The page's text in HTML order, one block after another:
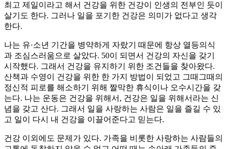
최고 제일이라고 해서 건강을 위한 건강이 인생의 전부인 듯이
살기도 한다. 그러나 일을 포기한 건강은 의미가 없다고 생각
한다.
나는 유·소년 기간을 병약하게 자랐기 때문에 항상 열등의식
과 조심스러움으로 살았다. 50이 되면서 건강의 자신을 갖기
시작했다. 그래서 건강을 유지하기 위한 조건들을 찾아왔다.
산책과 수영이 건강을 위한 한 가지 방법이 되었고 그때그때의
정신적 피로를 해소하기 위해 짤막한 휴식이나 오수시간을 갖
는다. 나는 운동은 건강을 위해서, 건강은 일을 위해서라는 신
념을 갖고 산다. 그래서 일을 사랑하는 사람은 일을 즐길 수 있
고 일이 다시 내 건강을 이끌어준다고 믿는다.
건강 이외에도 문제가 있다. 가족을 비롯한 사랑하는 사람들의